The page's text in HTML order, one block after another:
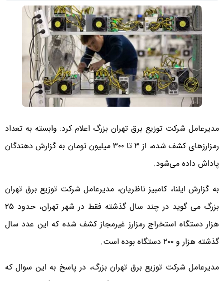
مدیرعامل شرکت توزیع برق تهران بزرگ اعلام کرد: وابسته به تعداد
رمزارز‌های کشف شده، از ۳ تا ۳۰۰ میلیون تومان به گزارش دهندگان
پاداش داده می‌شود.
به گزارش ایلنا، کامبیز ناظریان، مدیرعامل شرکت توزیع برق تهران
بزرگ می گوید در چند سال گذشته فقط در شهر تهران، حدود ۲۵
هزار دستگاه استخراج رمزارز غیرمجاز کشف شده که این عدد سال
گذشته هزار و ۲۰۰ دستگاه بوده است.
مدیرعامل شرکت توزیع برق تهران بزرگ، در پاسخ به این سوال که